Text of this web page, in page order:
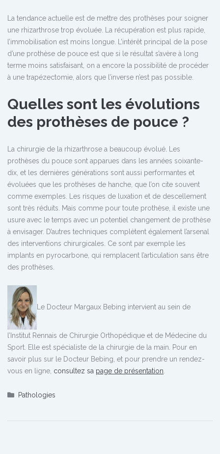
La tendance actuelle est de mettre des prothèses pour soigner
une rhizarthrose trop évoluée. La récupération est plus rapide,
l’immobilisation est moins longue. L’intérêt principal de la pose
d’une prothèse de pouce est que si le résultat s’avère à long
terme moins satisfaisant, on a encore la possibilité de procéder
à une trapézectomie, alors que l’inverse n’est pas possible.
Quelles sont les évolutions
des prothèses de pouce ?
La chirurgie de la rhizarthrose a beaucoup évolué. Les
prothèses du pouce sont apparues dans les années soixante-
dix, et les dernières générations sont aussi performantes et
évoluées que les prothèses de hanche, que l’on cite souvent
comme exemples. Les risques de luxation et de descellement
sont très réduits. Mais comme pour toute prothèse, il existe une
usure avec le temps avec un potentiel changement de prothèse
à envisager. D’autres techniques complètent également l’arsenal
des interventions chirurgicales. Ce sont par exemple les
implants en pyrocarbone, qui remplacent l’articulation sans être
des prothèses.
Le Docteur Margaux Bebing intervient au sein de
l’Institut Rennais de Chirurgie Orthopédique et de Médecine du
Sport. Elle est spécialiste de la chirurgie de la main. Pour en
savoir plus sur le Docteur Bebing, et pour prendre un rendez-
vous en ligne, consultez sa page de présentation
Pathologies